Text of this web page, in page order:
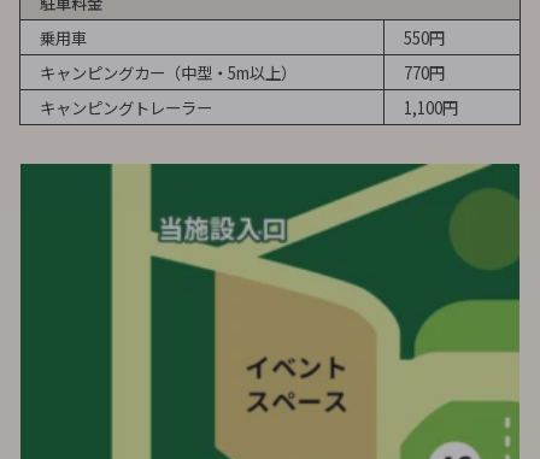
乗用車
550円
キャンピングカー（中型・5m以上）
770円
キャンピングトレーラー
1,100円